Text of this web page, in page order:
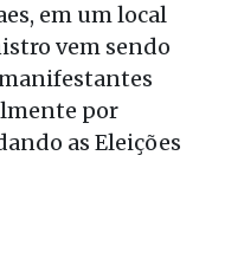
em um local
vem sendo
por
as Eleições